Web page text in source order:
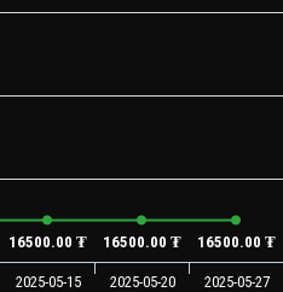
16500.00 ₮ 16500.00 ₮ 16500.00 ₮
2025-05-15 2025-05-20 2025-05-27